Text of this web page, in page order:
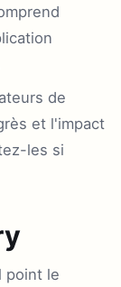
de
et l'impact
les si
point le